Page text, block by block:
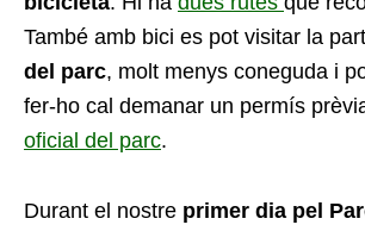
També amb bici es pot visitar la part
del parc, molt menys coneguda i
fer-ho cal demanar un permís
oficial del parc.
Durant el nostre primer dia pel